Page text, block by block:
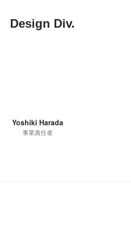
Design Div.
Yoshiki Harada
事業責任者